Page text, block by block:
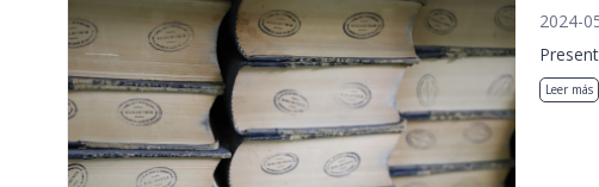
2024-
Leer más